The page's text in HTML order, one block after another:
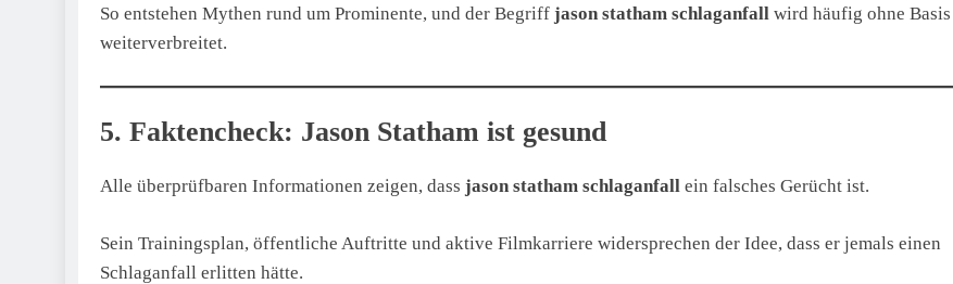
So entstehen Mythen rund um Prominente, und der Begriff jason statham schlaganfall wird häufig ohne Basis
weiterverbreitet.
5. Faktencheck: Jason Statham ist gesund
Alle überprüfbaren Informationen zeigen, dass jason statham schlaganfall ein falsches Gerücht ist.
Sein Trainingsplan, öffentliche Auftritte und aktive Filmkarriere widersprechen der Idee, dass er jemals einen
Schlaganfall erlitten hätte.